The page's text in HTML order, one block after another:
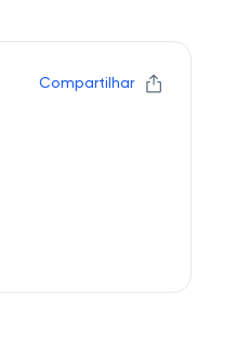
Compartilhar